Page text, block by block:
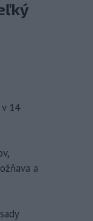
14
a